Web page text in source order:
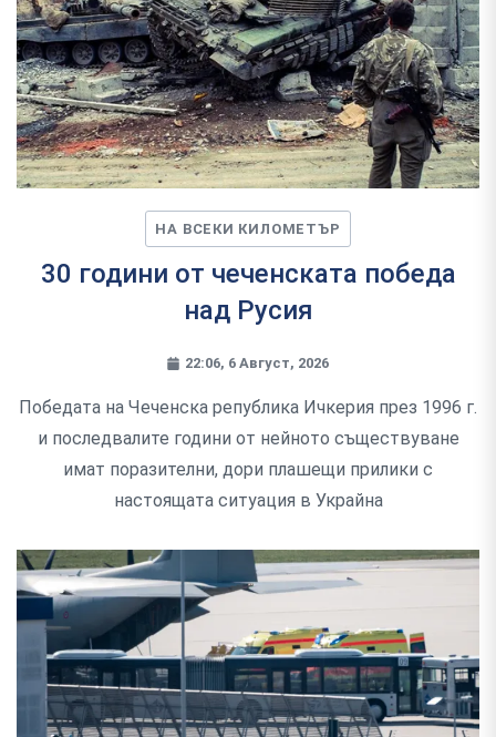
НА ВСЕКИ КИЛОМЕТЪР
30 години от чеченската победа
над Русия
22:06, 6 Август, 2026
Победата на Чеченска република Ичкерия през 1996 г.
и последвалите години от нейното съществуване
имат поразителни, дори плашещи прилики с
настоящата ситуация в Украйна